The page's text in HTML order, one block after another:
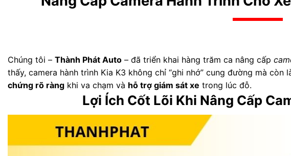
Chúng tôi – Thành Phát Auto – đã triển khai hàng trăm ca nâng cấp
thấy, camera hành trình Kia K3 không chỉ “ghi nhớ” cung đường mà còn
chứng rõ ràng khi va chạm và hỗ trợ giám sát xe trong lúc đỗ.
Lợi Ích Cốt Lõi Khi Nâng Cấp